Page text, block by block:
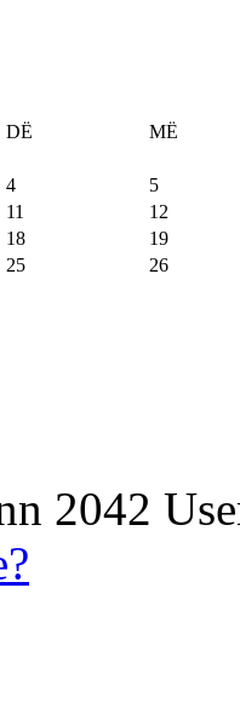
DË
MË
4
5
11
12
18
19
25
26
2042